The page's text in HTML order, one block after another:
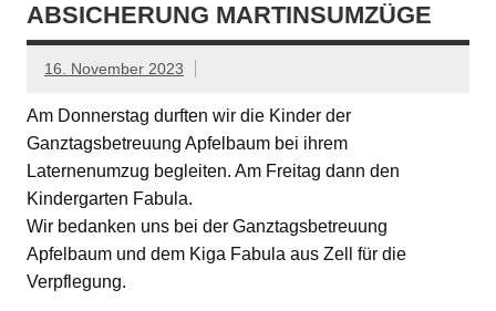
ABSICHERUNG MARTINSUMZÜGE
16. November 2023
Am Donnerstag durften wir die Kinder der
Ganztagsbetreuung Apfelbaum bei ihrem
Laternenumzug begleiten. Am Freitag dann den
Kindergarten Fabula.
Wir bedanken uns bei der Ganztagsbetreuung
Apfelbaum und dem Kiga Fabula aus Zell für die
Verpflegung.